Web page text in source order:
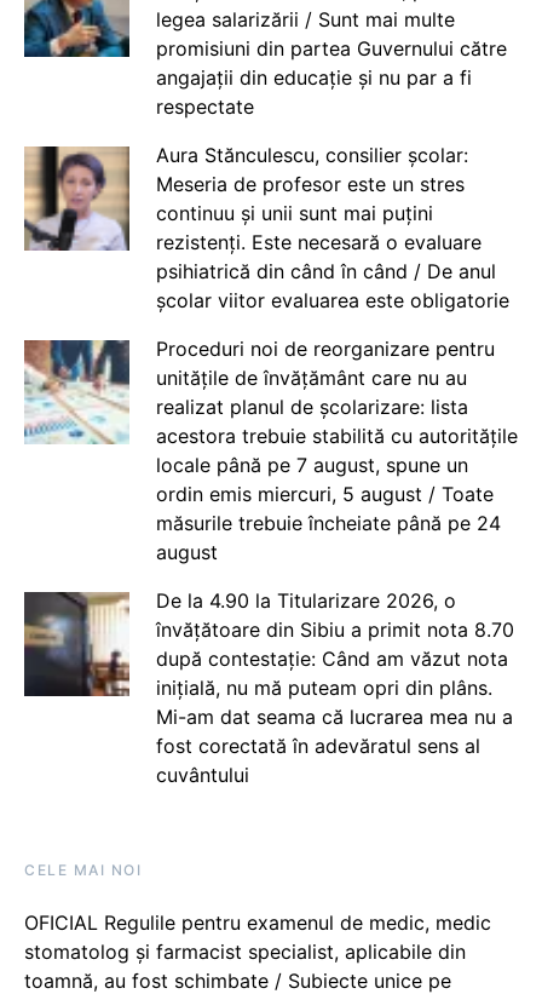
legea salarizării / Sunt mai multe
promisiuni din partea Guvernului către
angajații din educație și nu par a fi
respectate
Aura Stănculescu, consilier școlar:
Meseria de profesor este un stres
continuu și unii sunt mai puțini
rezistenți. Este necesară o evaluare
psihiatrică din când în când / De anul
școlar viitor evaluarea este obligatorie
Proceduri noi de reorganizare pentru
unitățile de învățământ care nu au
realizat planul de școlarizare: lista
acestora trebuie stabilită cu autoritățile
locale până pe 7 august, spune un
ordin emis miercuri, 5 august / Toate
măsurile trebuie încheiate până pe 24
august
De la 4.90 la Titularizare 2026, o
învățătoare din Sibiu a primit nota 8.70
după contestație: Când am văzut nota
inițială, nu mă puteam opri din plâns.
Mi-am dat seama că lucrarea mea nu a
fost corectată în adevăratul sens al
cuvântului
CELE MAI NOI
OFICIAL Regulile pentru examenul de medic, medic
stomatolog și farmacist specialist, aplicabile din
toamnă, au fost schimbate / Subiecte unice pe